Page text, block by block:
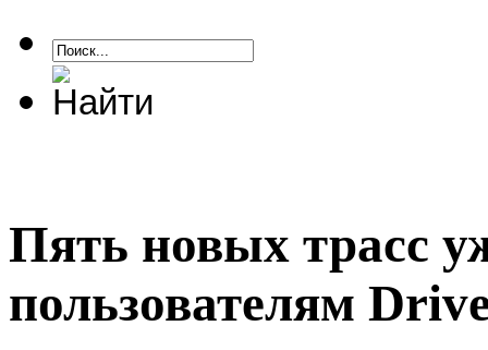
Пять новых трасс
пользователям